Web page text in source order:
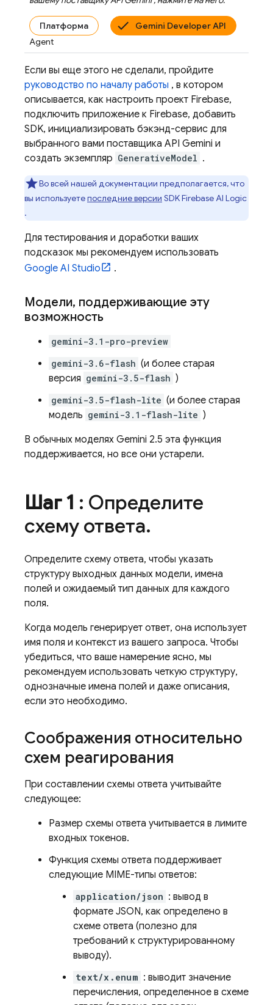
Платформа
Gemini Developer API
Agent
Если вы еще этого не сделали, пройдите
руководство по началу работы , в котором
описывается, как настроить проект Firebase,
подключить приложение к Firebase, добавить
SDK, инициализировать бэкэнд-сервис для
выбранного вами поставщика API Gemini и
создать экземпляр GenerativeModel .
Во всей нашей документации предполагается, что
вы используетепоследние версии SDKFirebase AI Logic
.
Для тестирования и доработки ваших
подсказок мы рекомендуем использовать
Google AI Studio
.
Модели, поддерживающие эту
возможность
gemini-3.1-pro-preview
gemini-3.6-flash (и более старая
версия gemini-3.5-flash )
gemini-3.5-flash-lite (и более старая
модель gemini-3.1-flash-lite )
В обычных моделях Gemini 2.5 эта функция
поддерживается, но все они устарели.
Шаг 1 : Определите
схему ответа.
Определите схему ответа, чтобы указать
структуру выходных данных модели, имена
полей и ожидаемый тип данных для каждого
поля.
Когда модель генерирует ответ, она использует
имя поля и контекст из вашего запроса. Чтобы
убедиться, что ваше намерение ясно, мы
рекомендуем использовать четкую структуру,
однозначные имена полей и даже описания,
если это необходимо.
Соображения относительно
схем реагирования
При составлении схемы ответа учитывайте
следующее:
Размер схемы ответа учитывается в лимите
входных токенов.
Функция схемы ответа поддерживает
следующие MIME-типы ответов:
application/json : вывод в
формате JSON, как определено в
схеме ответа (полезно для
требований к структурированному
выводу).
text/x.enum : выводит значение
перечисления, определенное в схеме